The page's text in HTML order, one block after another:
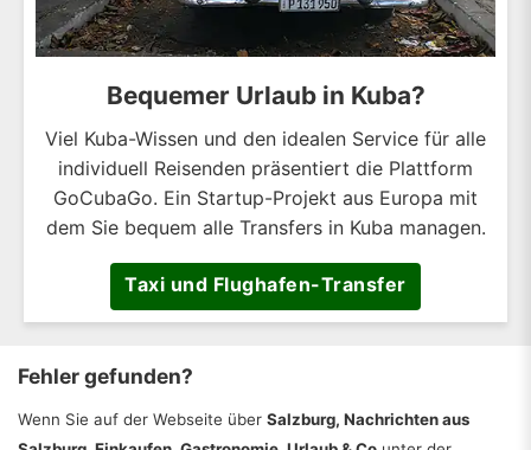
Bequemer Urlaub in Kuba?
Viel Kuba-Wissen und den idealen Service für alle
individuell Reisenden präsentiert die Plattform
GoCubaGo. Ein Startup-Projekt aus Europa mit
dem Sie bequem alle Transfers in Kuba managen.
Taxi und Flughafen-Transfer
Fehler gefunden?
Wenn Sie auf der Webseite über Salzburg, Nachrichten aus